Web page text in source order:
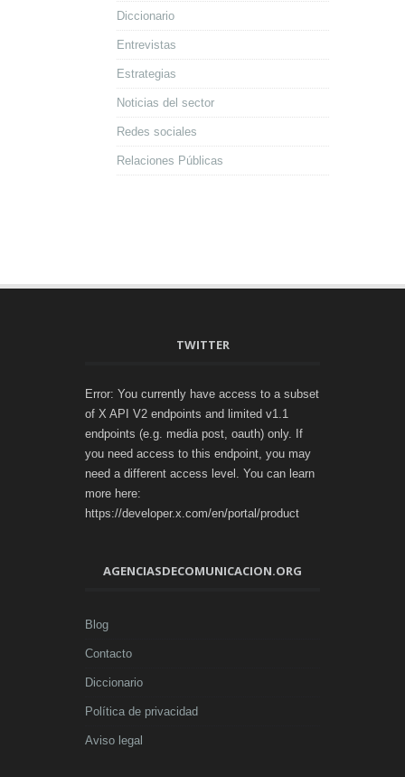
Diccionario
Entrevistas
Estrategias
Noticias del sector
Redes sociales
Relaciones Públicas
TWITTER
Error: You currently have access to a subset
of X API V2 endpoints and limited v1.1
endpoints (e.g. media post, oauth) only. If
you need access to this endpoint, you may
need a different access level. You can learn
more here:
https://developer.x.com/en/portal/product
AGENCIASDECOMUNICACION.ORG
Blog
Contacto
Diccionario
Política de privacidad
Aviso legal